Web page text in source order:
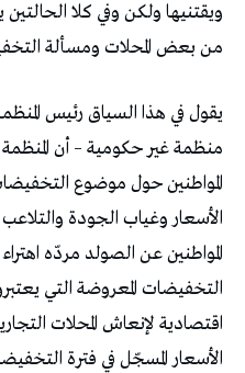
ويقتنيها ولكن وفي كلا
من بعض المحلات ومسألة
يقول في هذا السياق رئيس
منظمة غير حكومية – أن
المواطنين حول موضوع
الأسعار وغياب الجودة
المواطنين عن الصولد مردّه
التخفيضات المعروضة التي
اقتصادية لإنعاش المحلات
الأسعار المسجّل في فترة